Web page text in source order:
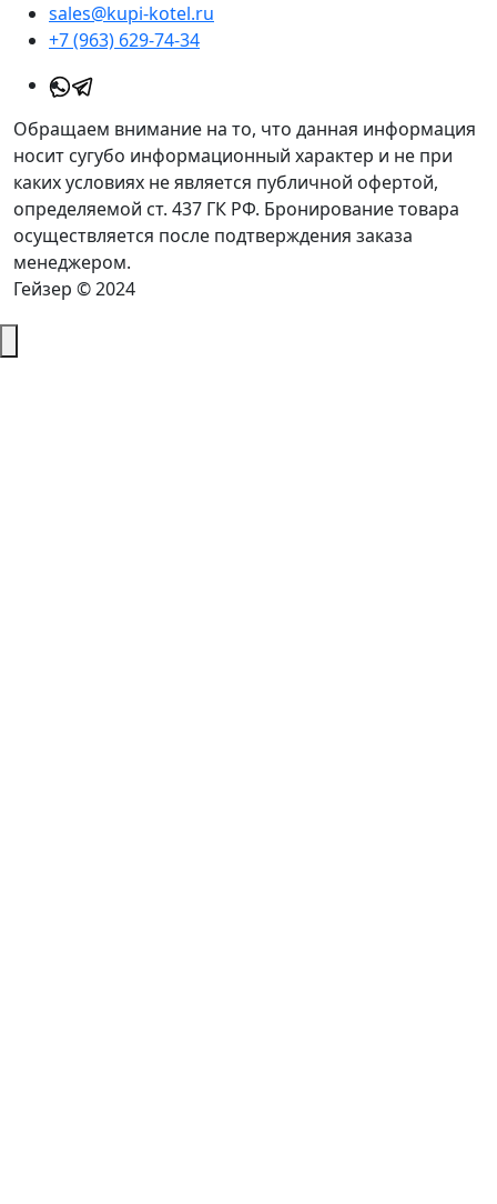
sales@kupi-kotel.ru
+7 (963) 629-74-34
Обращаем внимание на то, что данная информация
носит сугубо информационный характер и не при
каких условиях не является публичной офертой,
определяемой ст. 437 ГК РФ. Бронирование товара
осуществляется после подтверждения заказа
менеджером.
Гейзер © 2024